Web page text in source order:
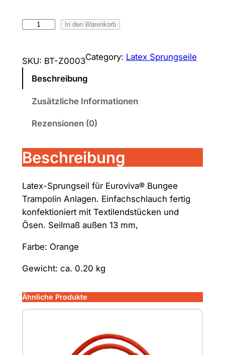
e
s
u
c
h
e
i
n
a
h
1
0
In den Warenkorb
SKU: BT-Z0003Category: Latex Sprungseile
Beschreibung
Zusätzliche Informationen
Rezensionen (0)
Beschreibung
Latex-Sprungseil für Euroviva®Bungee
Trampolin Anlagen. Einfachschlauch fertig
konfektioniert mit Textilendstücken und
Ösen. Seilmaß außen 13 mm,
Farbe: Orange
Gewicht: ca. 0.20 kg
Ähnliche Produkte